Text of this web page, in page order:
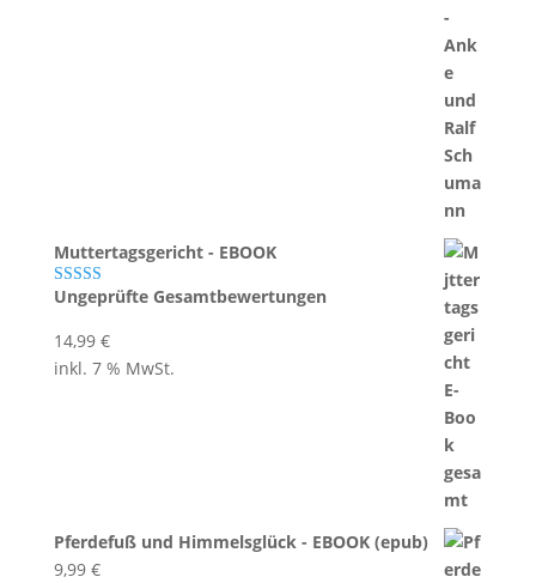
Muttertagsgericht - EBOOK
Bewertet mit
Ungeprüfte Gesamtbewertungen
14,99 €
inkl. 7 % MwSt.
Pferdefuß und Himmelsglück - EBOOK (epub)
9,99 €